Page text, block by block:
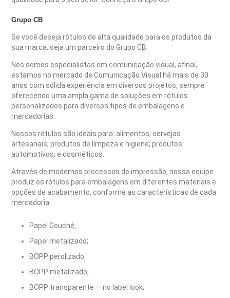
Grupo CB
Se você deseja rótulos de alta qualidade para os produtos da
sua marca, seja um parceiro do Grupo CB.
Nós somos especialistas em comunicação visual, afinal,
estamos no mercado de Comunicação Visual há mais de 30
anos com sólida experiência em diversos projetos, sempre
oferecendo uma ampla gama de soluções em rótulos
personalizados para diversos tipos de embalagens e
mercadorias.
Nossos rótulos são ideais para: alimentos; cervejas
artesanais; produtos de limpeza e higiene; produtos
automotivos; e cosméticos.
Através de modernos processos de impressão, nossa equipe
produz os rótulos para embalagens em diferentes materiais e
opções de acabamento, conforme as características de cada
mercadoria.
Papel Couché;
Papel metalizado;
BOPP perolizado;
BOPP metalizado;
BOPP transparente — no label look;